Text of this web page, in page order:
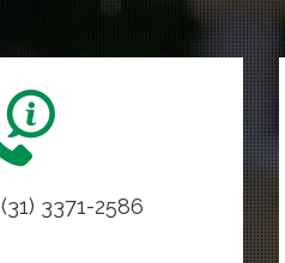
(31) 3371-2586